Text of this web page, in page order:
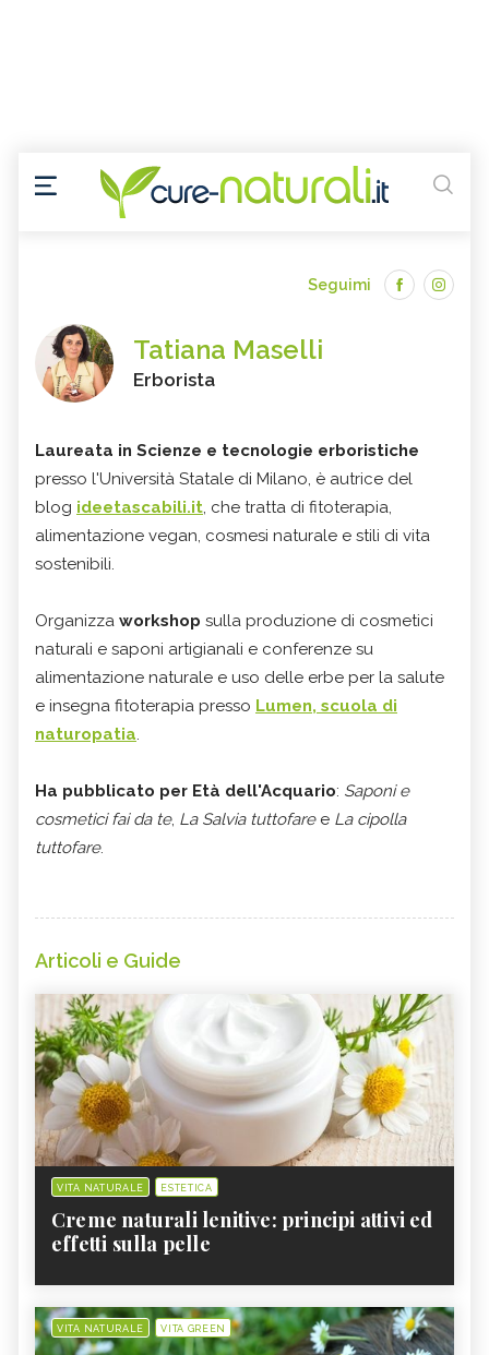
Seguimi
Tatiana Maselli
Erborista
Laureata in Scienze e tecnologie erboristiche
presso l'Università Statale di Milano, è autrice del
blog ideetascabili.it, che tratta di fitoterapia,
alimentazione vegan, cosmesi naturale e stili di vita
sostenibili.
Organizza workshop sulla produzione di cosmetici
naturali e saponi artigianali e conferenze su
alimentazione naturale e uso delle erbe per la salute
e insegna fitoterapia presso Lumen, scuola di
naturopatia.
Ha pubblicato per Età dell'Acquario: Saponi e
cosmetici fai da te, La Salvia tuttofaree La cipolla
tuttofare.
Articoli e Guide
VITA NATURALE ESTETICA
Creme naturali lenitive: principi attivi ed
effetti sulla pelle
VITA NATURALE VITA GREEN